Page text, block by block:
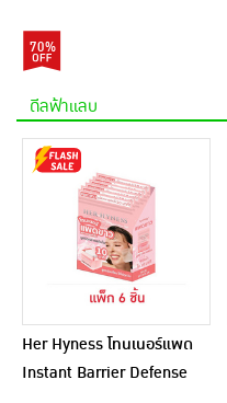
70%
ดีลฟ้าแลบ
Her Hyness โทนเนอร์แพด
Instant Barrier Defense